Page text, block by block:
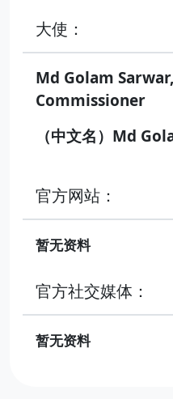
大使：
Md Golam
Commissioner
（中文名）Md
官方网站：
暂无资料
官方社交媒体：
暂无资料